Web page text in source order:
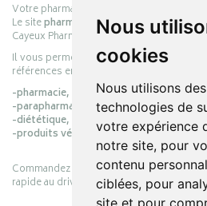
Nous
cookies
Nous utilisons
technologies de
votre expérience
notre site, pour
contenu
ciblées, pour
site et pour
Votre pharmacie en ligne :
Le sitepharmacie-cayeux.frest le
Cayeux Pharmabest Berck-sur-Mer –
Il vous permet de réaliser vos achats en
références en :
-pharmacie,
-parapharmacie,
-diététique,
-produits vétérinaires.
Commandez simplement vos produits en
rapide au drive ou la livraison à domicile,